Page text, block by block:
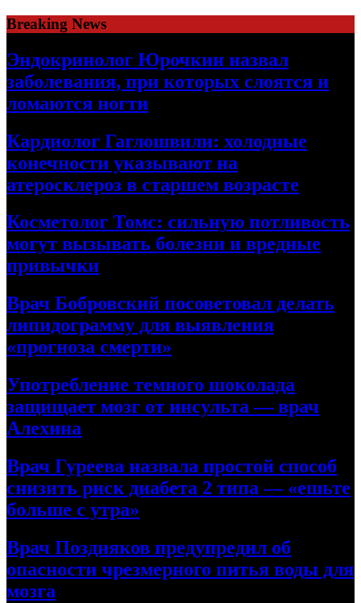
Skip
to
content
Breaking News
Эндокринолог Юрочкин назвал
заболевания, при которых слоятся и
ломаются ногти
Кардиолог Гаглошвили: холодные
конечности указывают на
атеросклероз в старшем возрасте
Косметолог Томс: сильную потливость
могут вызывать болезни и вредные
привычки
Врач Бобровский посоветовал делать
липидограмму для выявления
«прогноза смерти»
Употребление темного шоколада
защищает мозг от инсульта — врач
Алехина
Врач Гуреева назвала простой способ
снизить риск диабета 2 типа — «ешьте
больше с утра»
Врач Поздняков предупредил об
опасности чрезмерного питья воды для
мозга